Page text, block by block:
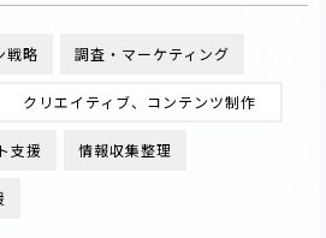
戦略 調査・マーケティング
クリエイティブ、コンテンツ制作
支援 情報収集整理